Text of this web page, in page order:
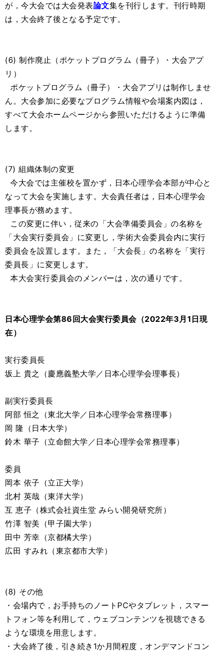
が，今大会では大会発表論文集を刊行します。刊行時期
は，大会終了後となる予定です。
(6) 制作廃止（ポケットプログラム（冊子）・大会アプ
リ）
ポケットプログラム（冊子）・大会アプリは制作しませ
ん。大会参加に必要なプログラム情報や会場案内図は，
すべて大会ホームページから参照いただけるように準備
します。
(7) 組織体制の変更
今大会では主催校を置かず，日本心理学会本部が中心と
なって大会を実施します。大会責任者は，日本心理学会
理事長が務めます。
この変更に伴い，従来の「大会準備委員会」の名称を
「大会実行委員会」に変更し，学術大会委員会内に実行
委員会を設置します。また，「大会長」の名称を「実行
委員長」に変更します。
本大会実行委員会のメンバーは，次の通りです。
日本心理学会第86回大会実行委員会（2022年3月1日現
在）
実行委員長
坂上 貴之（慶應義塾大学／日本心理学会理事長）
副実行委員長
阿部 恒之（東北大学／日本心理学会常務理事）
岡 隆（日本大学）
鈴木 華子（立命館大学／日本心理学会常務理事）
委員
岡本 依子（立正大学）
北村 英哉（東洋大学）
互 恵子（株式会社資生堂 みらい開発研究所）
竹澤 智美（甲子園大学）
田中 芳幸（京都橘大学）
広田 すみれ（東京都市大学）
(8) その他
・会場内で，お手持ちのノートPCやタブレット，スマー
トフォン等を利用して，ウェブコンテンツを視聴できる
ような環境を用意します。
・大会終了後，引き続き1か月間程度，オンデマンドコン